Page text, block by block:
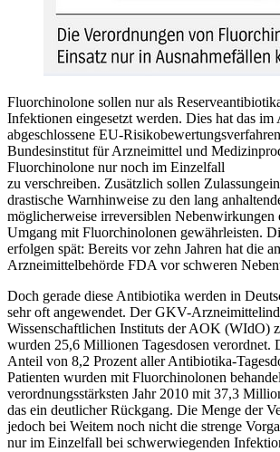
Fluorchinolone sollen nur als
Infektionen eingesetzt werden. Dies hat das
abgeschlossene EU-
Bundesinstitut für Arzneimittel und
Fluorchinolone nur noch im Einzelfall
zu verschreiben. Zusätzlich sollen
drastische Warnhinweise zu den lang
möglicherweise irreversiblen Nebenwirkungen
Umgang mit Fluorchinolonen gewährleisten.
erfolgen spät: Bereits vor zehn Jahren hat die
Arzneimittelbehörde FDA vor schweren
Doch gerade diese Antibiotika werden in
sehr oft angewendet. Der GKV-
Wissenschaftlichen Instituts der AOK (WIdO)
wurden 25,6 Millionen Tagesdosen verordnet.
Anteil von 8,2 Prozent aller Antibiotika-
Patienten wurden mit Fluorchinolonen
verordnungsstärksten Jahr 2010 mit 37,3
das ein deutlicher Rückgang. Die Menge der
jedoch bei Weitem noch nicht die strenge
nur im Einzelfall bei schwerwiegenden